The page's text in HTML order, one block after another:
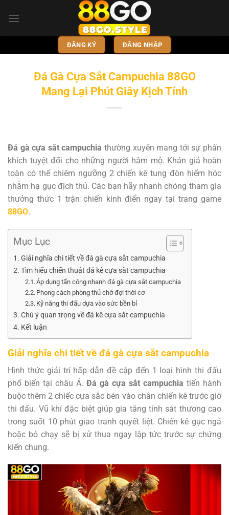
qua
ĐĂNG KÝ ĐĂNG NHẬP
Đá Gà Cựa Sắt Campuchia 88GO
Mang Lại Phút Giây Kịch Tính
Đá gà cựa sắt campuchia thường xuyên mang tới sự phấn
khích tuyệt đối cho những người hâm mộ. Khán giả hoàn
toàn có thể chiêm ngưỡng 2 chiến kê tung đòn hiểm hóc
nhằm hạ gục địch thủ. Các bạn hãy nhanh chóng tham gia
thưởng thức 1 trận chiến kinh điển ngay tại trang game
88GO.
Mục Lục
Giải nghĩa chi tiết về đá gà cựa sắt campuchia
Tìm hiểu chiến thuật đá kê cựa sắt campuchia
Áp dụng tấn công nhanh đá gà cựa sắt campuchia
Phong cách phòng thủ chờ đợi thời cơ
Kỹ năng thi đấu dựa vào sức bền bỉ
Chú ý quan trọng về đá kê cựa sắt campuchia
Kết luận
Giải nghĩa chi tiết về đá gà cựa sắt campuchia
Hình thức giải trí hấp dẫn đề cập đến 1 loại hình thi đấu
phổ biến tại châu Á. Đá gà cựa sắt campuchia tiến hành
buộc thêm 2 chiếc cựa sắc bén vào chân chiến kê trước giờ
thi đấu. Vũ khí đặc biệt giúp gia tăng tính sát thương cao
trong suốt 10 phút giao tranh quyết liệt. Chiến kê gục ngã
hoặc bỏ chạy sẽ bị xử thua ngay lập tức trước sự chứng
kiến chung.